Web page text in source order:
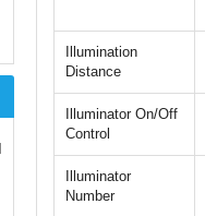
Illumination
Distance
Illuminator On/Off
Control
Illuminator
Number